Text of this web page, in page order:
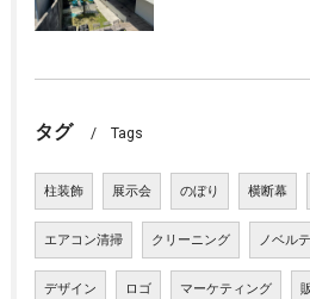
タグ Tags
柱装飾 展示会 のぼり 横断幕
エアコン清掃 クリーニング ノベル
デザイン ロゴ マーケティング